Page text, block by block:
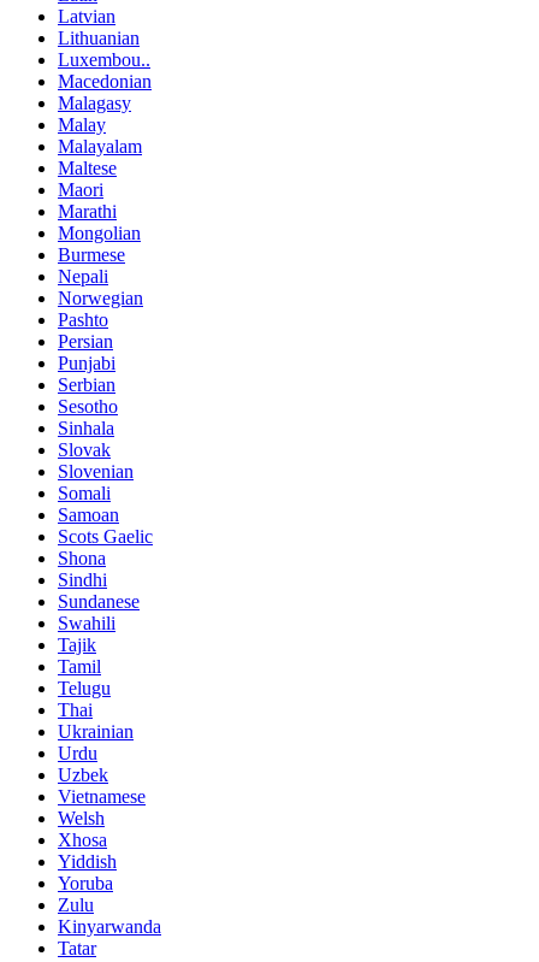
Latvian
Lithuanian
Luxembou..
Macedonian
Malagasy
Malay
Malayalam
Maltese
Maori
Marathi
Mongolian
Burmese
Nepali
Norwegian
Pashto
Persian
Punjabi
Serbian
Sesotho
Sinhala
Slovak
Slovenian
Somali
Samoan
Scots Gaelic
Shona
Sindhi
Sundanese
Swahili
Tajik
Tamil
Telugu
Thai
Ukrainian
Urdu
Uzbek
Vietnamese
Welsh
Xhosa
Yiddish
Yoruba
Zulu
Kinyarwanda
Tatar